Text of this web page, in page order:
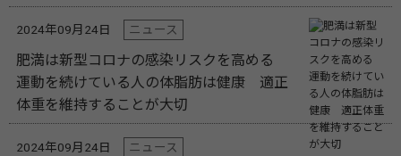
2024年09月24日 ニュース
肥満は新型コロナの感染リスクを高める
運動を続けている人の体脂肪は健康 適正
体重を維持することが大切
2024年09月24日 ニュース